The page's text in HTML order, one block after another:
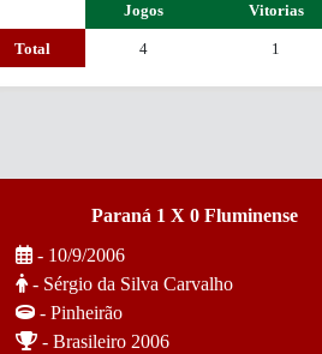
Jogos Vitorias
Total 4 1
Paraná 1 X 0 Fluminense
- 10/9/2006
- Sérgio da Silva Carvalho
- Pinheirão
- Brasileiro 2006